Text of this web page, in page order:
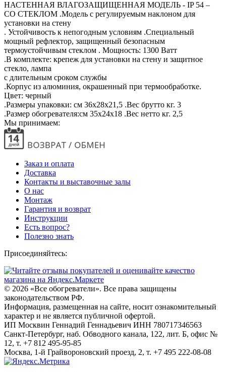
НАСТЕННАЯ ВЛАГОЗАЩИЩЕННАЯ МОДЕЛЬ - IP 54 –
СО СТЕКЛОМ .Модель с регулируемым наклоном для
установки на стену
. Устойчивость к непогодным условиям .Специальный
мощный рефлектор, защищенный безопасным
термоустойчивым стеклом . Мощность: 1300 Ватт
.В комплекте: крепеж для установки на стену и защитное
стекло, лампа
с длительным сроком службы
.Корпус из алюминия, окрашенный при термообработке.
Цвет: черный
.Размеры упаковки: см 36x28x21,5 .Вес брутто кг. 3
.Размер обогревателя:см 35x24x18 .Вес нетто кг. 2,5
Мы принимаем:
Заказ и оплата
Доставка
Контакты и выставочные залы
О нас
Монтаж
Гарантия и возврат
Инструкции
Есть вопрос?
Полезно знать
Присоединяйтесь:
© 2026 «Все обогреватели». Все права защищены
законодательством РФ.
Информация, размещенная на сайте, носит ознакомительный
характер и не является публичной офертой.
ИП Москвин Геннадий Геннадьевич ИНН 780717346563
Санкт-Петербург, наб. Обводного канала, 122, лит. Б, офис №
12, т. +7 812 495-95-85
Москва, 1-й Грайвороновский проезд, 2, т. +7 495 222-08-08